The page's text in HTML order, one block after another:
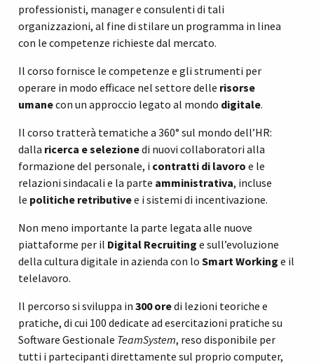
professionisti, manager e consulenti di tali
organizzazioni, al fine di stilare un programma in linea
con le competenze richieste dal mercato.
Il corso fornisce le competenze e gli strumenti per
operare in modo efficace nel settore delle risorse
umanecon un approccio legato al mondo digitale.
Il corso tratterà tematiche a 360° sul mondo dell’HR:
dalla ricerca e selezionedi nuovi collaboratori alla
formazione del personale, i contratti di lavoro e le
relazioni sindacali e la parte amministrativa, incluse
le politiche retributivee i sistemi di incentivazione.
Non meno importante la parte legata alle nuove
piattaforme per il Digital Recruiting e sull’evoluzione
della cultura digitale in azienda con lo Smart Working e il
telelavoro.
Il percorso si sviluppa in 300 oredi lezioni teoriche e
pratiche, di cui 100 dedicate ad esercitazioni pratiche su
Software Gestionale TeamSystem, reso disponibile per
tutti i partecipanti direttamente sul proprio computer,